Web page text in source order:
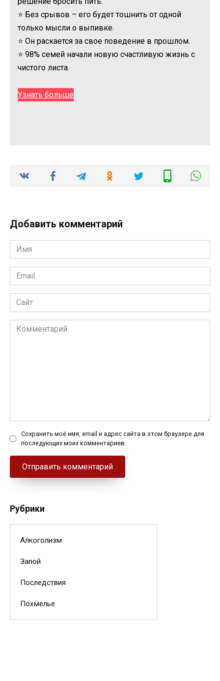
⭐ Без срывов – его будет тошнить от одной
только мысли о выпивке.
⭐ Он раскается за свое поведение в прошлом.
⭐ 98% семей начали новую счастливую жизнь с
чистого листа.
Узнать больше
Добавить комментарий
Имя
*
Email
*
Сайт
Комментарий
Сохранить моё имя, email и адрес сайта в этом браузере для
последующих моих комментариев.
Рубрики
Алкоголизм
Запой
Последствия
Похмелье